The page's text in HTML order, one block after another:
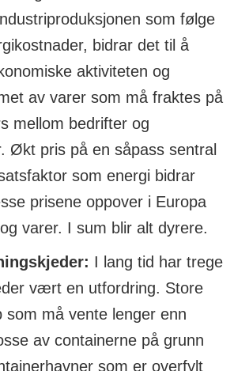
som følge
bidrar det til å
aktiviteten og
av varer som må fraktes på
mellom bedrifter og
Økt pris på en såpass sentral
som energi bidrar
prisene oppover i Europa
varer. I sum blir alt dyrere.
I lang tid har trege
vært en utfordring. Store
som må vente lenger enn
av containerne på grunn
som er overfylt